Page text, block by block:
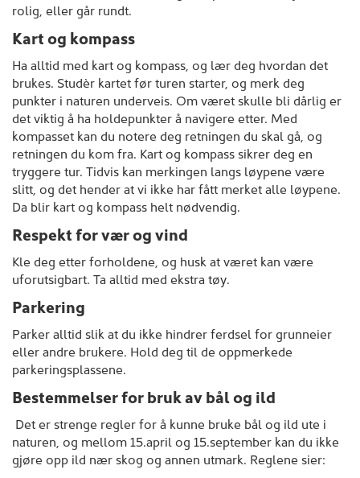
rolig, eller går rundt.
Kart og kompass
Ha alltid med kart og kompass, og lær deg hvordan det
brukes. Studèr kartet før turen starter, og merk deg
punkter i naturen underveis. Om været skulle bli dårlig er
det viktig å ha holdepunkter å navigere etter. Med
kompasset kan du notere deg retningen du skal gå, og
retningen du kom fra. Kart og kompass sikrer deg en
tryggere tur. Tidvis kan merkingen langs løypene være
slitt, og det hender at vi ikke har fått merket alle løypene.
Da blir kart og kompass helt nødvendig.
Respekt for vær og vind
Kle deg etter forholdene, og husk at været kan være
uforutsigbart. Ta alltid med ekstra tøy.
Parkering
Parker alltid slik at du ikke hindrer ferdsel for grunneier
eller andre brukere. Hold deg til de oppmerkede
parkeringsplassene.
Bestemmelser for bruk av bål og ild
Det er strenge regler for å kunne bruke bål og ild ute i
naturen, og mellom 15.april og 15.september kan du ikke
gjøre opp ild nær skog og annen utmark. Reglene sier: